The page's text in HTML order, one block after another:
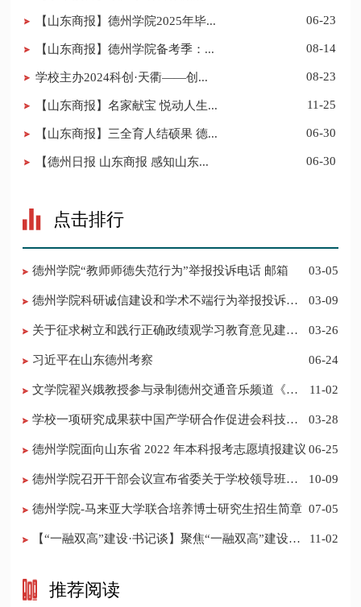
【山东商报】德州学院2025年毕... 06-23
【山东商报】德州学院备考季：... 08-14
​学校主办2024科创·天衢——创... 08-23
【山东商报】名家献宝 悦动人生... 11-25
【山东商报】三全育人结硕果 德... 06-30
【德州日报 山东商报 感知山东... 06-30
点击排行
德州学院“教师师德失范行为”举报投诉电话 邮箱 03-05
德州学院科研诚信建设和学术不端行为举报投诉电
03-09
03-26
习近平在山东德州考察 06-24
​文学院翟兴娥教授参与录制德州交通音乐频道《科
11-02
学校一项研究成果获中国产学研合作促进会科技创
03-28
德州学院面向山东省 2022 年本科报考志愿填报建议 06-25
​德州学院召开干部会议宣布省委关于学校领导班子
10-09
德州学院-马来亚大学联合培养博士研究生招生简章 07-05
11-02
推荐阅读